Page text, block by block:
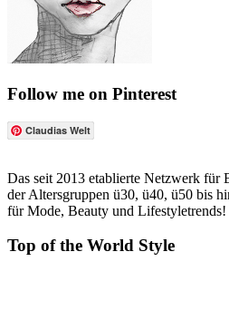
Follow me on Pinterest
Claudias Welt
Das seit 2013 etablierte Netzwerk für
der Altersgruppen ü30, ü40, ü50 bis
für Mode, Beauty und Lifestyletrends!
Top of the World Style